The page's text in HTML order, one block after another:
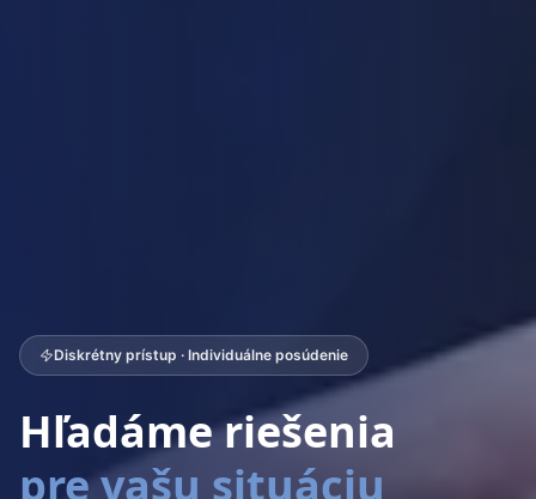
Diskrétny prístup · Individuálne posúdenie
Hľadáme riešenia
pre vašu situáciu